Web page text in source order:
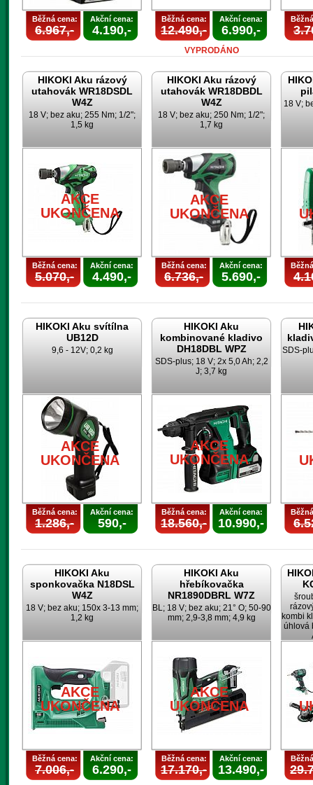
Běžná cena:
6.967,-
Akční cena:
4.190,-
Běžná cena:
12.490,-
Akční cena:
6.990,-
VYPRODÁNO
HIKOKI Aku rázový
utahovák WR18DSDL
W4Z
18 V; bez aku; 255 Nm; 1/2";
1,5 kg
AKCE
UKONČENA
Běžná cena:
5.070,-
Akční cena:
4.490,-
HIKOKI Aku rázový
utahovák WR18DBDL
W4Z
18 V; bez aku; 250 Nm; 1/2";
1,7 kg
AKCE
UKONČENA
Běžná cena:
6.736,-
Akční cena:
5.690,-
18 V;
HIKOKI Aku svítílna
UB12D
9,6 - 12V; 0,2 kg
AKCE
UKONČENA
Běžná cena:
1.286,-
Akční cena:
590,-
HIKOKI Aku
kombinované kladivo
DH18DBL WPZ
SDS-plus; 18 V; 2x 5,0 Ah; 2,2
J; 3,7 kg
AKCE
UKONČENA
Běžná cena:
18.560,-
Akční cena:
10.990,-
SDS-
HIKOKI Aku
sponkovačka N18DSL
W4Z
18 V; bez aku; 150x 3-13 mm;
1,2 kg
AKCE
UKONČENA
Běžná cena:
7.006,-
Akční cena:
6.290,-
HIKOKI Aku
hřebíkovačka
NR1890DBRL W7Z
BL; 18 V; bez aku; 21° O; 50-90
mm; 2,9-3,8 mm; 4,9 kg
AKCE
UKONČENA
Běžná cena:
17.170,-
Akční cena:
13.490,-
kombi
úhlová